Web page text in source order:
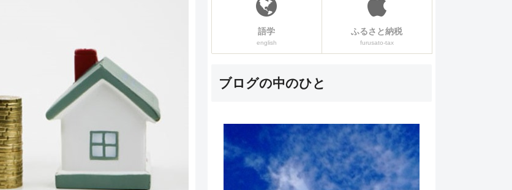
語学
english
ふるさと納税
furusato-tax
ブログの中のひと